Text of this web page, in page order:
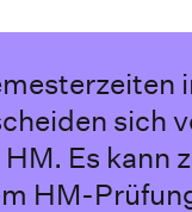
sich
HM. Es kann
HM-